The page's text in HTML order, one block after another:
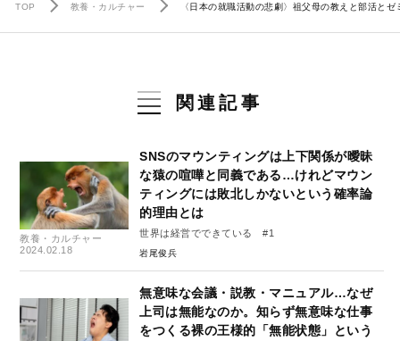
TOP 教養・カルチャー 〈日本の就職活動の悲劇〉祖父母の教えと部活と
関連記事
教養・カルチャー
2024.02.18
SNSのマウンティングは上下関係が曖昧
な猿の喧嘩と同義である…けれどマウン
ティングには敗北しかないという確率論
的理由とは
世界は経営でできている #1
岩尾俊兵
無意味な会議・説教・マニュアル…なぜ
上司は無能なのか。知らず無意味な仕事
をつくる裸の王様的「無能状態」という